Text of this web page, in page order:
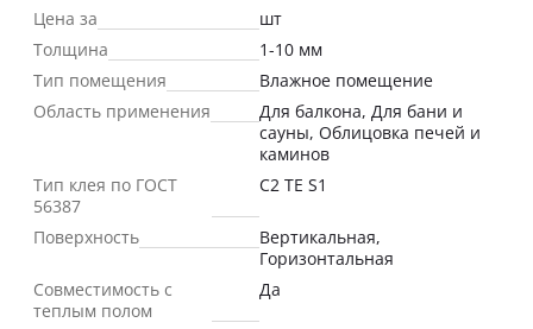
Цена за
шт
Толщина
1-10 мм
Тип помещения
Влажное помещение
Область применения
Для балкона, Для бани и
сауны, Облицовка печей и
каминов
Тип клея по ГОСТ
56387
C2 TE S1
Поверхность
Вертикальная,
Горизонтальная
Совместимость с
теплым полом
Да